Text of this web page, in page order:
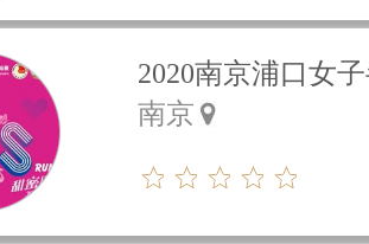
2020南京浦口女
南京